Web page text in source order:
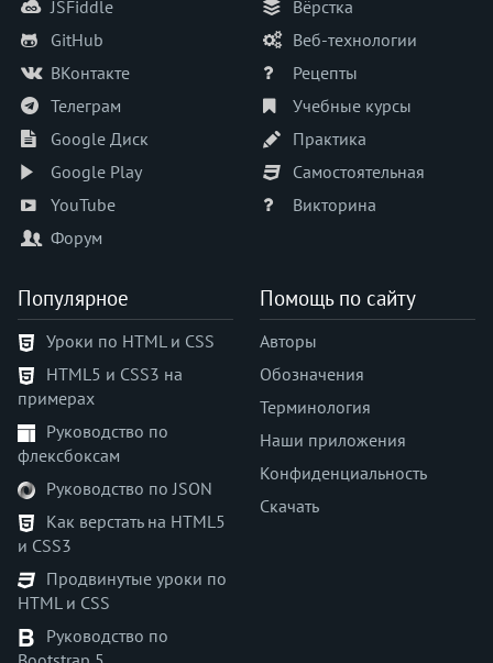
JSFiddle
GitHub
ВКонтакте
Телеграм
Google Диск
Google Play
YouTube
Форум
Вёрстка
Веб-технологии
Рецепты
Учебные курсы
Практика
Самостоятельная
Викторина
Популярное
Уроки по HTML и CSS
HTML5 и CSS3 на
примерах
Руководство по
флексбоксам
Руководство по JSON
Как верстать на HTML5
и CSS3
Продвинутые уроки по
HTML и CSS
Руководство по
Помощь по сайту
Авторы
Обозначения
Терминология
Наши приложения
Конфиденциальность
Скачать